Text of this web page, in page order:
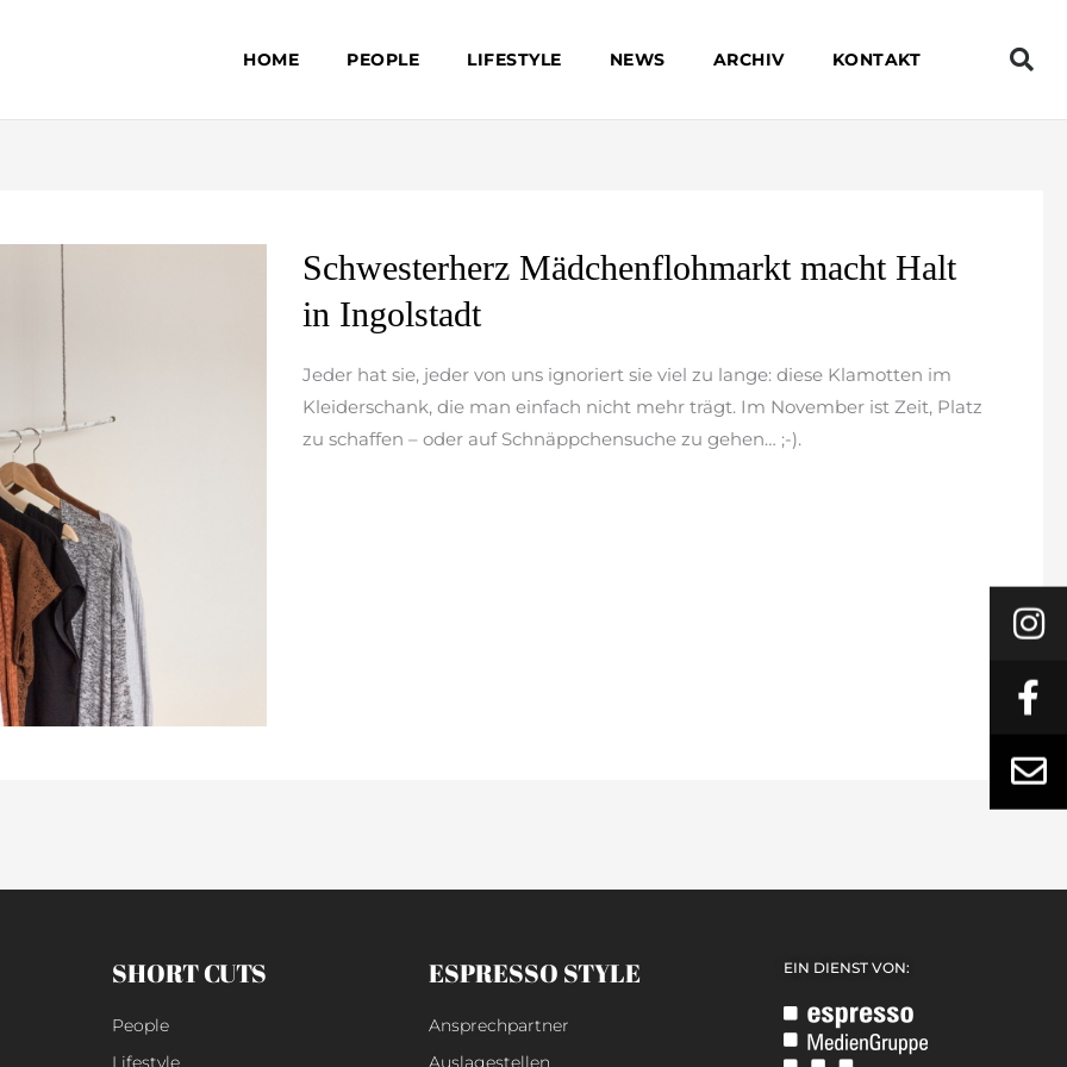
HOME PEOPLE LIFESTYLE NEWS ARCHIV KONTAKT
Schwesterherz Mädchenflohmarkt macht Halt
in Ingolstadt
Jeder hat sie, jeder von uns ignoriert sie viel zu lange: diese Klamotten im
Kleiderschank, die man einfach nicht mehr trägt. Im November ist Zeit, Platz
zu schaffen – oder auf Schnäppchensuche zu gehen… ;-).
Schwesterherz
macht
in
Ingolstadt
SHORT CUTS
People
Lifestyle
ESPRESSO STYLE
Ansprechpartner
Auslagestellen
EIN DIENST VON: